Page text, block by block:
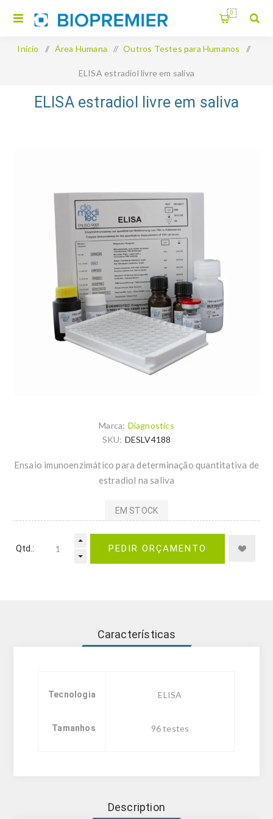
0
Início / Área Humana / Outros Testes para Humanos /
ELISA estradiol livre em saliva
ELISA estradiol livre em saliva
Marca: Diagnostics
SKU: DESLV4188
Ensaio imunoenzimático para determinação quantitativa de
estradiol na saliva
EM STOCK
Qtd.: PEDIR ORÇAMENTO
Características
Tecnologia ELISA
Tamanhos 96 testes
Description